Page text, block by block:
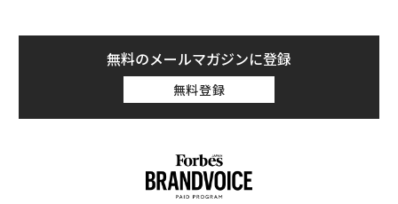
無料のメールマガジンに登録
無料登録